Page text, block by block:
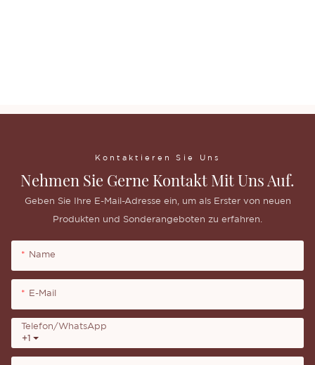
Kontaktieren Sie Uns
Nehmen Sie Gerne Kontakt Mit Uns Auf.
Geben Sie Ihre E-Mail-Adresse ein, um als Erster von neuen
Produkten und Sonderangeboten zu erfahren.
Name
E-Mail
+1
Telefon/WhatsApp